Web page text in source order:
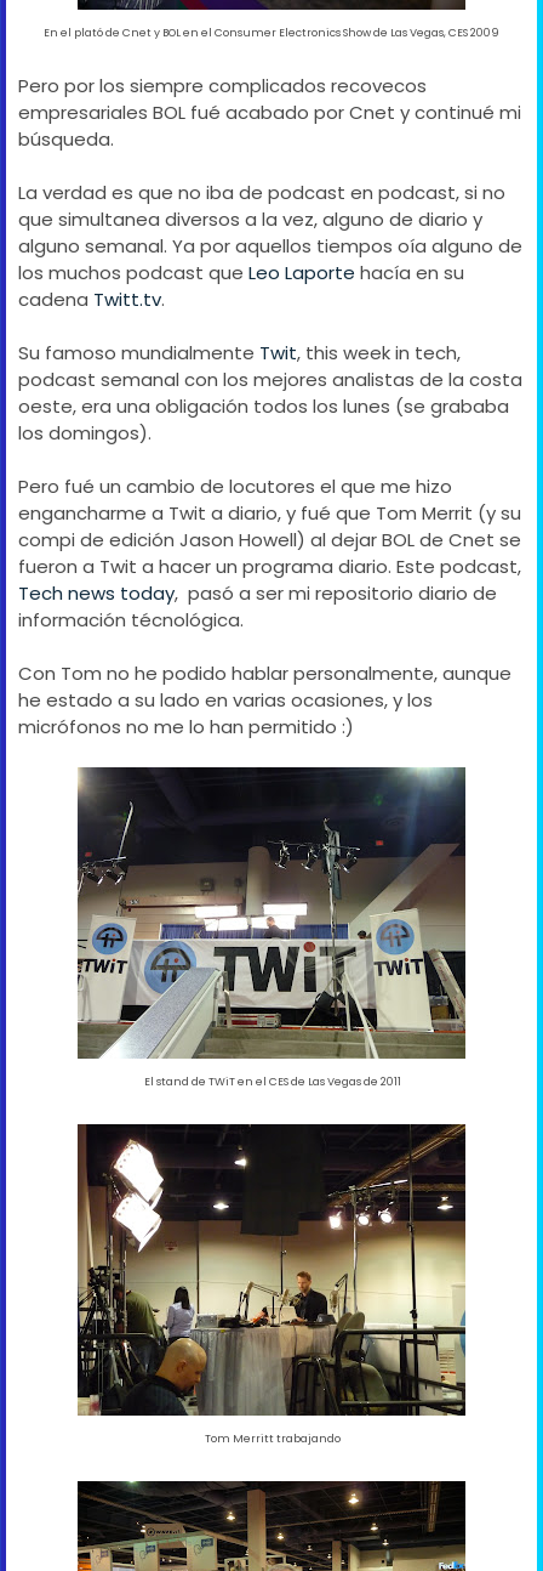
En el plató de Cnet y BOL en el Consumer Electronics Show de Las Vegas, CES 2009
Pero por los siempre complicados recovecos
empresariales BOL fué acabado por Cnet y continué mi
búsqueda.
La verdad es que no iba de podcast en podcast, si no
que simultanea diversos a la vez, alguno de diario y
alguno semanal. Ya por aquellos tiempos oía alguno de
los muchos podcast que Leo Laporte hacía en su
cadena Twitt.tv.
Su famoso mundialmente Twit, this week in tech,
podcast semanal con los mejores analistas de la costa
oeste, era una obligación todos los lunes (se grababa
los domingos).
Pero fué un cambio de locutores el que me hizo
engancharme a Twit a diario, y fué que Tom Merrit (y su
compi de edición Jason Howell) al dejar BOL de Cnet se
fueron a Twit a hacer un programa diario. Este podcast,
Tech news today, pasó a ser mi repositorio diario de
información técnológica.
Con Tom no he podido hablar personalmente, aunque
he estado a su lado en varias ocasiones, y los
micrófonos no me lo han permitido :)
El stand de TWiT en el CES de Las Vegas de 2011
Tom Merritt trabajando